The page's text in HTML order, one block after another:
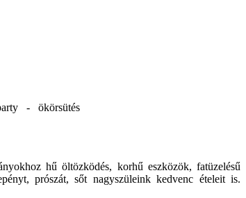
- ökörsütés
hű öltözködés, korhű eszközök, fatüzelésű
prószát, sőt nagyszüleink kedvenc ételeit is.